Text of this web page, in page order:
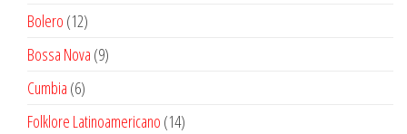
producto
Bolero 1212
productos
Bossa Nova 99
Cumbia 66
productos
Folklore Latinoamericano 1414